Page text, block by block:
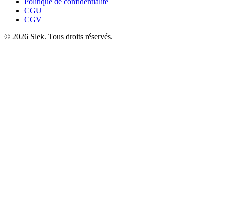
CGU
CGV
© 2026 Slek. Tous droits réservés.